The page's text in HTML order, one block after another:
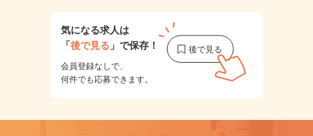
気になる求人は
「後で見る 」で保存！
会員登録なしで、
何件でも応募できます。